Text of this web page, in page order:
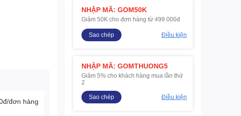
đơn hàng
NHẬP MÃ: GOM50K
Giảm 50K cho đơn hàng từ 499.000đ
Sao chép Điều kiện
NHẬP MÃ: GOMTHUONG5
Giảm 5% cho khách hàng mua lần thứ
2
Sao chép
Điều kiện